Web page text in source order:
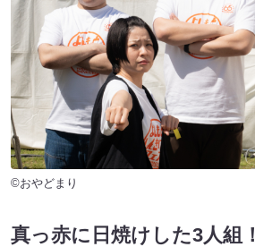
©おやどまり
真っ赤に日焼けした3人組！